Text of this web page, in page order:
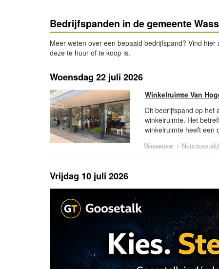
Bedrijfspanden in de gemeente
Meer weten over een bepaald bedrijfspand? Vind
deze te huur of te koop is.
Woensdag 22 juli 2026
Winkelruimte Van
Dit bedrijfspand op het
winkelruimte. Het
winkelruimte heeft een
Wassenaar >
Vrijdag 10 juli 2026